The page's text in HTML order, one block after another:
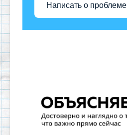
Написать о проблеме